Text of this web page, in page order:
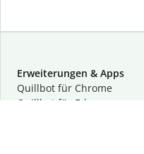
Erweiterungen & Apps
Quillbot für Chrome
Quillbot für Edge